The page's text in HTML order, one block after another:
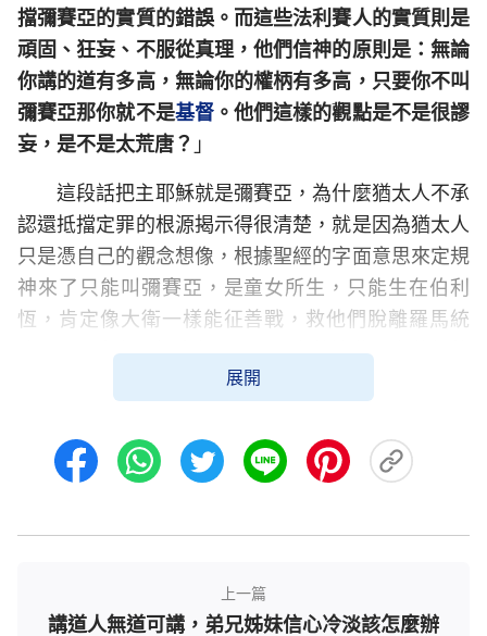
擋彌賽亞的實質的錯誤。而這些法利賽人的實質則是
頑固、狂妄、不服從真理，他們信神的原則是：無論
你講的道有多高，無論你的權柄有多高，只要你不叫
彌賽亞那你就不是基督。他們這樣的觀點是不是很謬
妄，是不是太荒唐？ 」
這段話把主耶穌就是彌賽亞，為什麼猶太人不承
認還抵擋定罪的根源揭示得很清楚，就是因為猶太人
只是憑自己的觀念想像，根據聖經的字面意思來定規
神來了只能叫彌賽亞，是童女所生，只能生在伯利
恆，肯定像大衛一樣能征善戰，救他們脫離羅馬統
治，所以當主耶穌來作工時，所有的這些都和他們的
觀念想像不吻合時，他們就頑固地持守「彌賽亞」的
主耶穌外表看有父有母，但事實上主耶穌是聖靈感
孕，由馬利亞童貞女所生，馬太福音1章18節至23節
亞已經許配了約瑟，還沒有迎娶，馬利亞就從聖靈懷
想要暗暗地把她休了。正思念這事的時候，有主的使
展開
上一篇
講道人無道可講，弟兄姊妹信心冷淡該怎麼辦